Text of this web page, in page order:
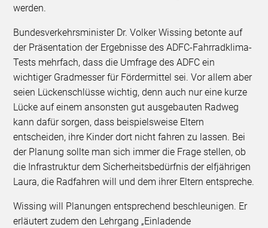
werden.
Bundesverkehrsminister Dr. Volker Wissing betonte auf
der Präsentation der Ergebnisse des ADFC-Fahrradklima-
Tests mehrfach, dass die Umfrage des ADFC ein
wichtiger Gradmesser für Fördermittel sei. Vor allem aber
seien Lückenschlüsse wichtig, denn auch nur eine kurze
Lücke auf einem ansonsten gut ausgebauten Radweg
kann dafür sorgen, dass beispielsweise Eltern
entscheiden, ihre Kinder dort nicht fahren zu lassen. Bei
der Planung sollte man sich immer die Frage stellen, ob
die Infrastruktur dem Sicherheitsbedürfnis der elfjährigen
Laura, die Radfahren will und dem ihrer Eltern entspreche.
Wissing will Planungen entsprechend beschleunigen. Er
erläutert zudem den Lehrgang „Einladende